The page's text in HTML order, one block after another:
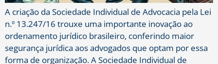
A criação da Sociedade Individual de Advocacia pela Lei
n.º 13.247/16 trouxe uma importante inovação ao
ordenamento jurídico brasileiro, conferindo maior
segurança jurídica aos advogados que optam por essa
forma de organização. A Sociedade Individual de